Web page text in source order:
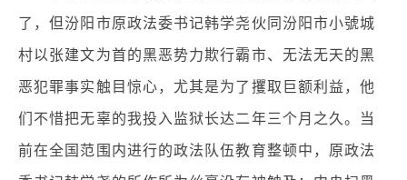
了，但汾阳市原政法委书记韩学尧伙同汾阳市小號城
村以张建文为首的黑恶势力欺行霸市、无法无天的黑
恶犯罪事实触目惊心，尤其是为了攫取巨额利益，他
们不惜把无辜的我投入监狱长达二年三个月之久。当
前在全国范围内进行的政法队伍教育整顿中，原政法